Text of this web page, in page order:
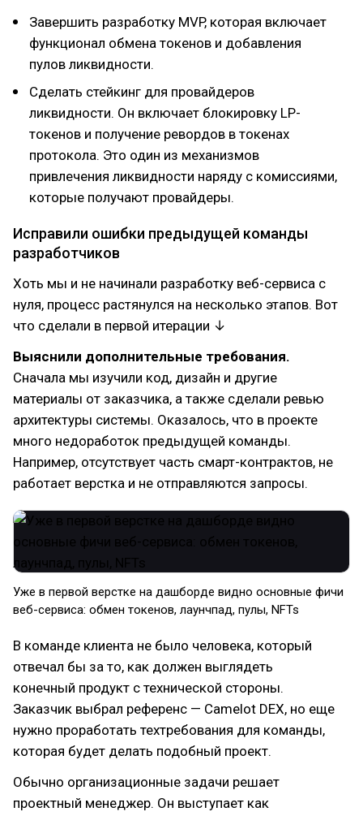
Завершить разработку MVP, которая включает
функционал обмена токенов и добавления
пулов ликвидности.
Сделать стейкинг для провайдеров
ликвидности. Он включает блокировку LP-
токенов и получение ревордов в токенах
протокола. Это один из механизмов
привлечения ликвидности наряду с комиссиями,
которые получают провайдеры.
Исправили ошибки предыдущей команды
разработчиков
Хоть мы и не начинали разработку веб-сервиса с
нуля, процесс растянулся на несколько этапов. Вот
что сделали в первой итерации ↓
Выяснили дополнительные требования.
Сначала мы изучили код, дизайн и другие
материалы от заказчика, а также сделали ревью
архитектуры системы. Оказалось, что в проекте
много недоработок предыдущей команды.
Например, отсутствует часть смарт-контрактов, не
работает верстка и не отправляются запросы.
Уже в первой верстке на дашборде видно основные фичи
веб-сервиса: обмен токенов, лаунчпад, пулы, NFTs
В команде клиента не было человека, который
отвечал бы за то, как должен выглядеть
конечный продукт с технической стороны.
Заказчик выбрал референс — Camelot DEX, но еще
нужно проработать техтребования для команды,
которая будет делать подобный проект.
Обычно организационные задачи решает
проектный менеджер. Он выступает как